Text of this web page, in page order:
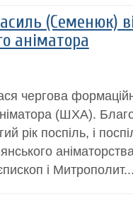
(Семенюк)
аніматора
чергова
(ШХА).
рік поспіль, і
і